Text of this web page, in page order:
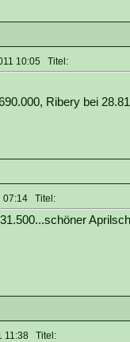
10:05 Titel:
Ribery bei
07:14 Titel:
11:38 Titel: